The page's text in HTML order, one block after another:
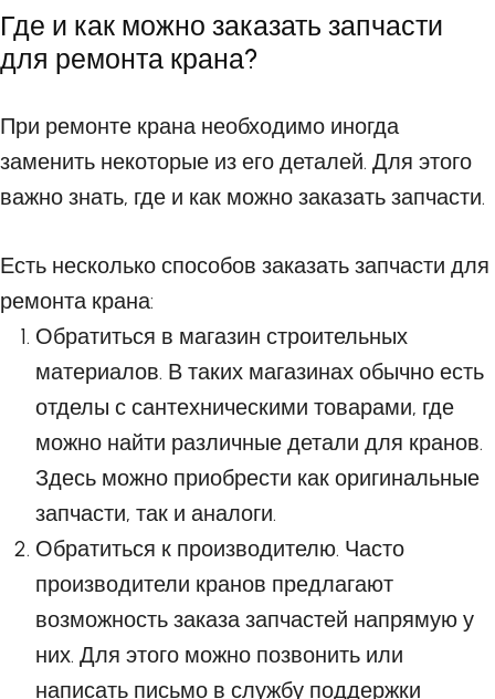
Где и как можно заказать запчасти
для ремонта крана?
При ремонте крана необходимо иногда
заменить некоторые из его деталей. Для этого
важно знать, где и как можно заказать запчасти.
Есть несколько способов заказать запчасти для
ремонта крана:
Обратиться в магазин строительных
материалов. В таких магазинах обычно есть
отделы с сантехническими товарами, где
можно найти различные детали для кранов.
Здесь можно приобрести как оригинальные
запчасти, так и аналоги.
Обратиться к производителю. Часто
производители кранов предлагают
возможность заказа запчастей напрямую у
них. Для этого можно позвонить или
написать письмо в службу поддержки